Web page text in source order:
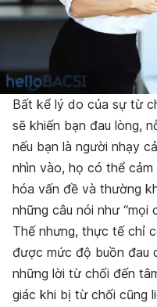
Bất kể lý do của sự từ
sẽ khiến bạn đau lòng,
nếu bạn là người nhạy
nhìn vào, họ có thể
hóa vấn đề và thường
những câu nói như “mọi
Thế nhưng, thực tế chỉ
được mức độ buồn đau
những lời từ chối đến
giác khi bị từ chối cũng